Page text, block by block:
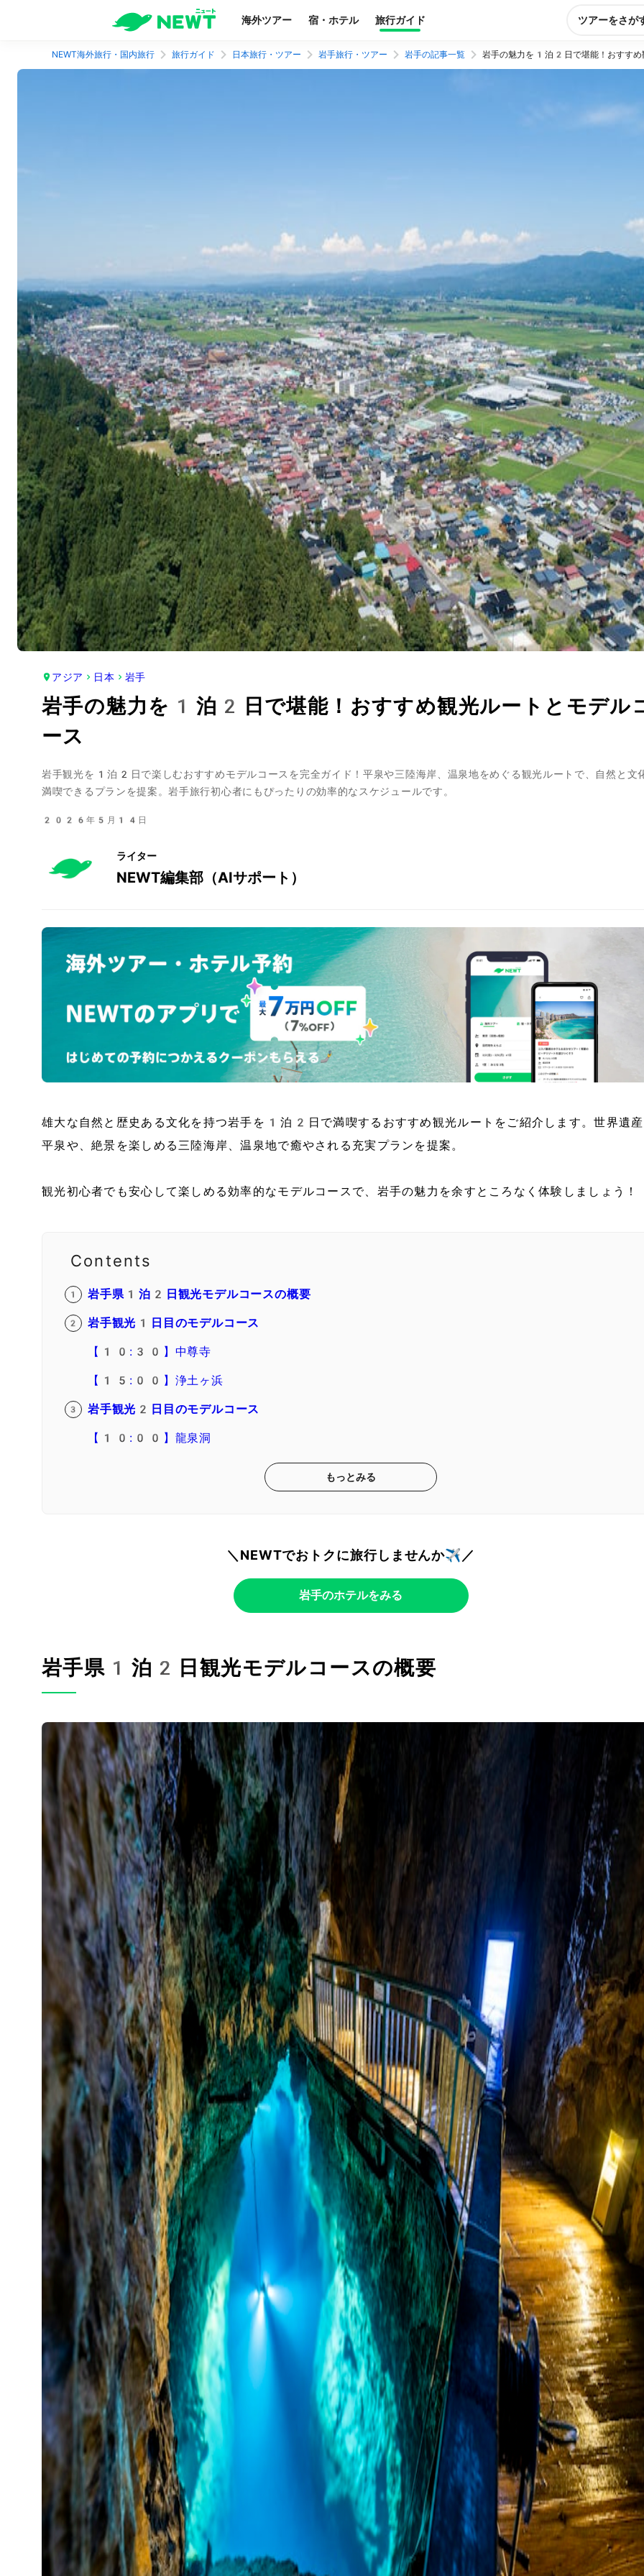
海外ツアー 宿・ホテル 旅行ガイド ツアーをさが
NEWT海外旅行・国内旅行 旅行ガイド 日本旅行・ツアー 岩手旅行・ツアー 岩手の記事一覧 岩手の魅力を1泊2日で堪能！おすすめ
アジア 日本 岩手
岩手の魅力を1泊2日で堪能！おすすめ観光ルートとモデル
ース
岩手観光を1泊2日で楽しむおすすめモデルコースを完全ガイド！平泉や三陸海岸、温泉地をめぐる観光ルートで、自然と文
満喫できるプランを提案。岩手旅行初心者にもぴったりの効率的なスケジュールです。
2026年5月14日
ライター
NEWT編集部（AIサポート）
雄大な自然と歴史ある文化を持つ岩手を1泊2日で満喫するおすすめ観光ルートをご紹介します。世界遺
平泉や、絶景を楽しめる三陸海岸、温泉地で癒やされる充実プランを提案。
観光初心者でも安心して楽しめる効率的なモデルコースで、岩手の魅力を余すところなく体験しましょう！
Contents
岩手県1泊2日観光モデルコースの概要
岩手観光1日目のモデルコース
【10:30】中尊寺
【15:00】浄土ヶ浜
岩手観光2日目のモデルコース
【10:00】龍泉洞
もっとみる
＼NEWTでおトクに旅行しませんか✈️／
岩手のホテルをみる
岩手県1泊2日観光モデルコースの概要